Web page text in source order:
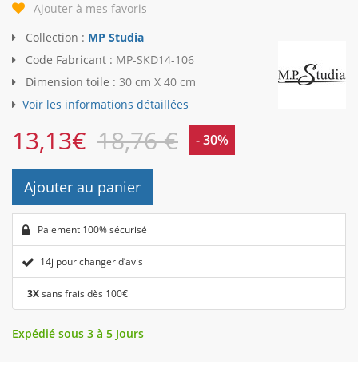
Ajouter à mes favoris
Collection : MP Studia
Code Fabricant : MP-SKD14-106
Dimension toile : 30 cm X 40 cm
Voir les informations détaillées
13,13€ 18,76 € - 30%
Ajouter au panier
Paiement 100% sécurisé
14j pour changer d’avis
3Xsans frais dès 100€
Expédié sous 3 à 5 Jours